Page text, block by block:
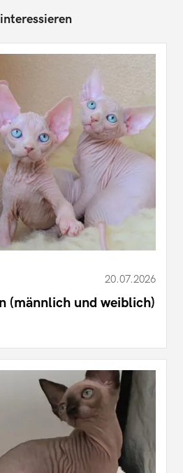
20.07.2026
(männlich und weiblich)